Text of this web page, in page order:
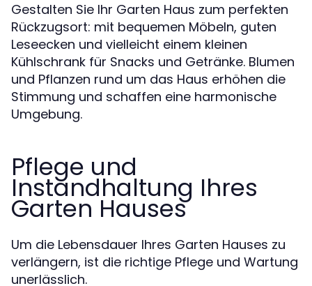
Gestalten Sie Ihr Garten Haus zum perfekten
Rückzugsort: mit bequemen Möbeln, guten
Leseecken und vielleicht einem kleinen
Kühlschrank für Snacks und Getränke. Blumen
und Pflanzen rund um das Haus erhöhen die
Stimmung und schaffen eine harmonische
Umgebung.
Pflege und
Instandhaltung Ihres
Garten Hauses
Um die Lebensdauer Ihres Garten Hauses zu
verlängern, ist die richtige Pflege und Wartung
unerlässlich.